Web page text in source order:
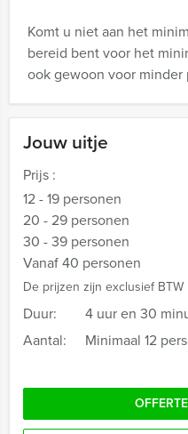
Jouw uitje
Prijs :
12 - 19 personen
20 - 29 personen
30 - 39 personen
Vanaf 40 personen
De prijzen zijn exclusief BTW
Duur:
4 uur en 30
Aantal:
Minimaal 12
Komt u niet aan het
bereid bent voor het
ook gewoon voor minder